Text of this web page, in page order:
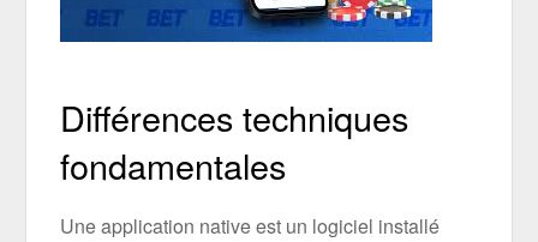
Différences techniques
fondamentales
Une application native est un logiciel installé